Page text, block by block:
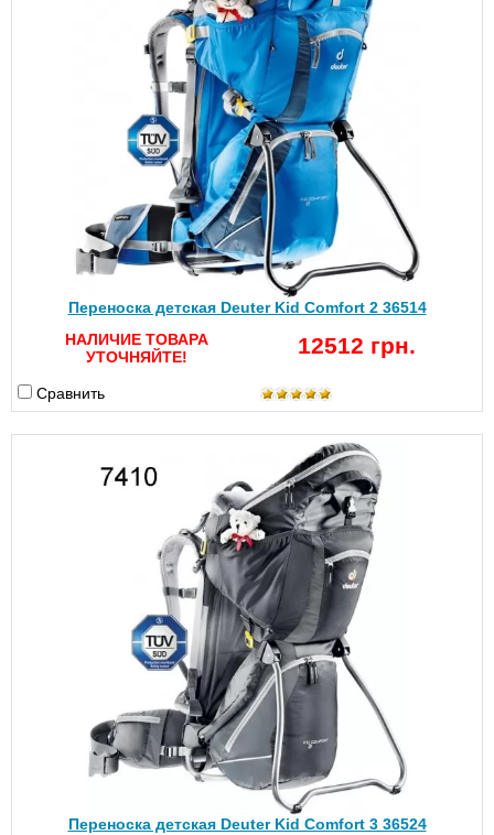
Переноска детская Deuter Kid Comfort 2 36514
НАЛИЧИЕ ТОВАРА
УТОЧНЯЙТЕ!
12512 грн.
Сравнить
Переноска детская Deuter Kid Comfort 3 36524